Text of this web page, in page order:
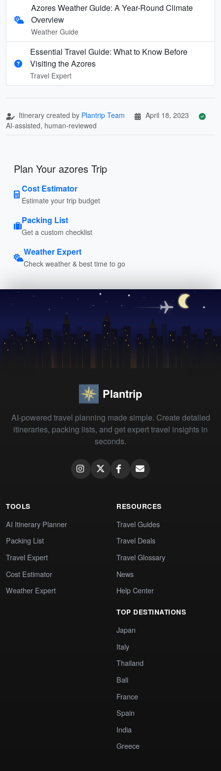
Azores Weather Guide: A Year-Round Climate
Overview
Weather Guide
Essential Travel Guide: What to Know Before
Visiting the Azores
Travel Expert
Itinerary created by Plantrip Team
April 18, 2023
AI-assisted, human-reviewed
Plan Your azores Trip
Cost Estimator
Estimate your trip budget
Packing List
Get a custom checklist
Weather Expert
Check weather & best time to go
Plantrip
AI-powered travel planning made simple. Create detailed
itineraries, packing lists, and get expert travel insights in
seconds.
TOOLS
AI Itinerary Planner
Packing List
Travel Expert
Cost Estimator
Weather Expert
RESOURCES
Travel Guides
Travel Deals
Travel Glossary
News
Help Center
TOP DESTINATIONS
Japan
Italy
Thailand
Bali
France
Spain
India
Greece